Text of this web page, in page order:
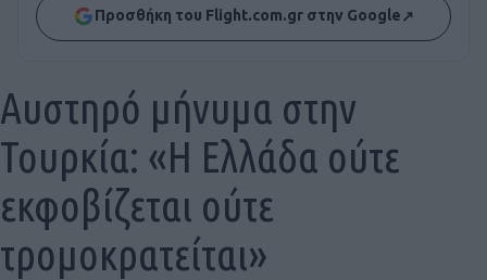
Προσθήκη του Flight.com.gr στην Google↗
Αυστηρό μήνυμα στην
Τουρκία: «Η Ελλάδα ούτε
εκφοβίζεται ούτε
τρομοκρατείται»